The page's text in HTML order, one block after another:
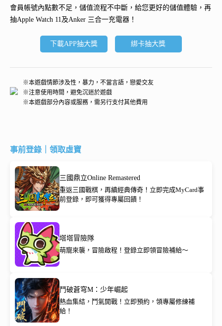
會員帳號內點數不足，儲值流程不中斷，給您更好的儲值體驗，再
抽Apple Watch 11及Anker 三合一充電器 ！
下載APP抽大獎 綁卡抽大獎
※本遊戲情節涉及性，暴力，不當言語，戀愛交友
※注意使用時間，避免沉迷於遊戲
※本遊戲部分內容或服務，需另行支付其他費用
事前登錄｜領取虛寶
三國鼎立Online Remastered
重返三國戰棋，再續經典傳奇！立即完成MyCard事
前登錄，即可獲得專屬回饋！
塔塔冒險隊
萌寵來襲，冒險啟程！登錄立即領冒險補給～
鬥破蒼穹M：少年崛起
熱血集結，鬥氣開戰！立即預約，領專屬修練補
給！